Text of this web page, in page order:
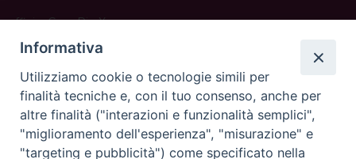
ufficio: Casa Pio X
via Bonporti, 20 – 35141 Padova
tel: +39 351 619 2354
e mail:ufficiovocazionipadova@gmail.com
Informativa
Utilizziamo cookie o tecnologie simili per
finalità tecniche e, con il tuo consenso, anche per
altre finalità ("interazioni e funzionalità semplici",
"miglioramento dell'esperienza", "misurazione" e
"targeting e pubblicità") come specificato nella